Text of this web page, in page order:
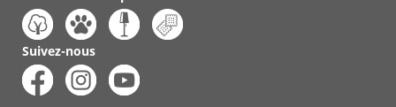
Suivez-nous